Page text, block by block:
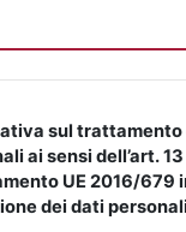
sul trattamento
ai sensi dell’art.
UE 2016/679
dei dati personali